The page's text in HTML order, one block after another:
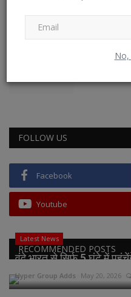
No,
निर्जला
FOLLOW US
Facebook
Youtube
RECOMMENDED POSTS
Latest News
वंदे भारत से सिर्फ 5 घंटे में
Hyper Group Adds May 20, 2026